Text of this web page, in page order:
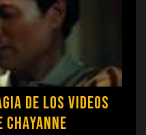
de los Videos